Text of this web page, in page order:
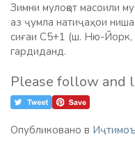
Зимни мулоқот масоили
аз ҷумла натиҷаҳои
сиғаи С5+1 (ш. Ню-Йорк,
гардиданд.
Please follow and
Опубликовано в Иҷтимоъ